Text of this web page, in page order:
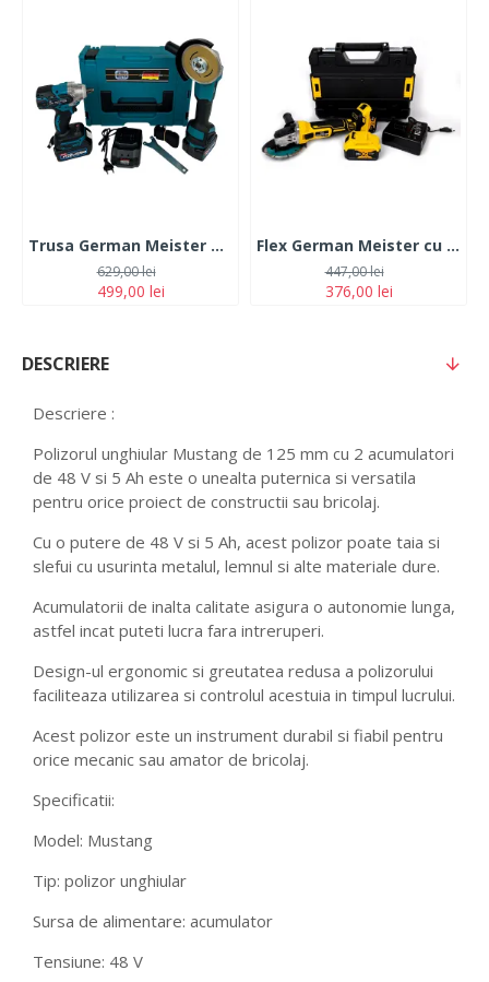
Trusa German Meister Masina cu Impact + Polizor Unghiular 128V, 6Ah, cu 2 Acumulatori
499,00 lei
629,00 lei
Flex German Meister cu 2 Acumulatori 36V,5Ah disc 100/115/125 mm+ cutie transport
376,00 lei
447,00 lei
DESCRIERE
Descriere :
Polizorul unghiular Mustang de 125 mm cu 2 acumulatori
de 48 V si 5 Ah este o unealta puternica si versatila
pentru orice proiect de constructii sau bricolaj.
Cu o putere de 48 V si 5 Ah, acest polizor poate taia si
slefui cu usurinta metalul, lemnul si alte materiale dure.
Acumulatorii de inalta calitate asigura o autonomie lunga,
astfel incat puteti lucra fara intreruperi.
Design-ul ergonomic si greutatea redusa a polizorului
faciliteaza utilizarea si controlul acestuia in timpul lucrului.
Acest polizor este un instrument durabil si fiabil pentru
orice mecanic sau amator de bricolaj.
Specificatii:
Model: Mustang
Tip: polizor unghiular
Sursa de alimentare: acumulator
Tensiune: 48 V